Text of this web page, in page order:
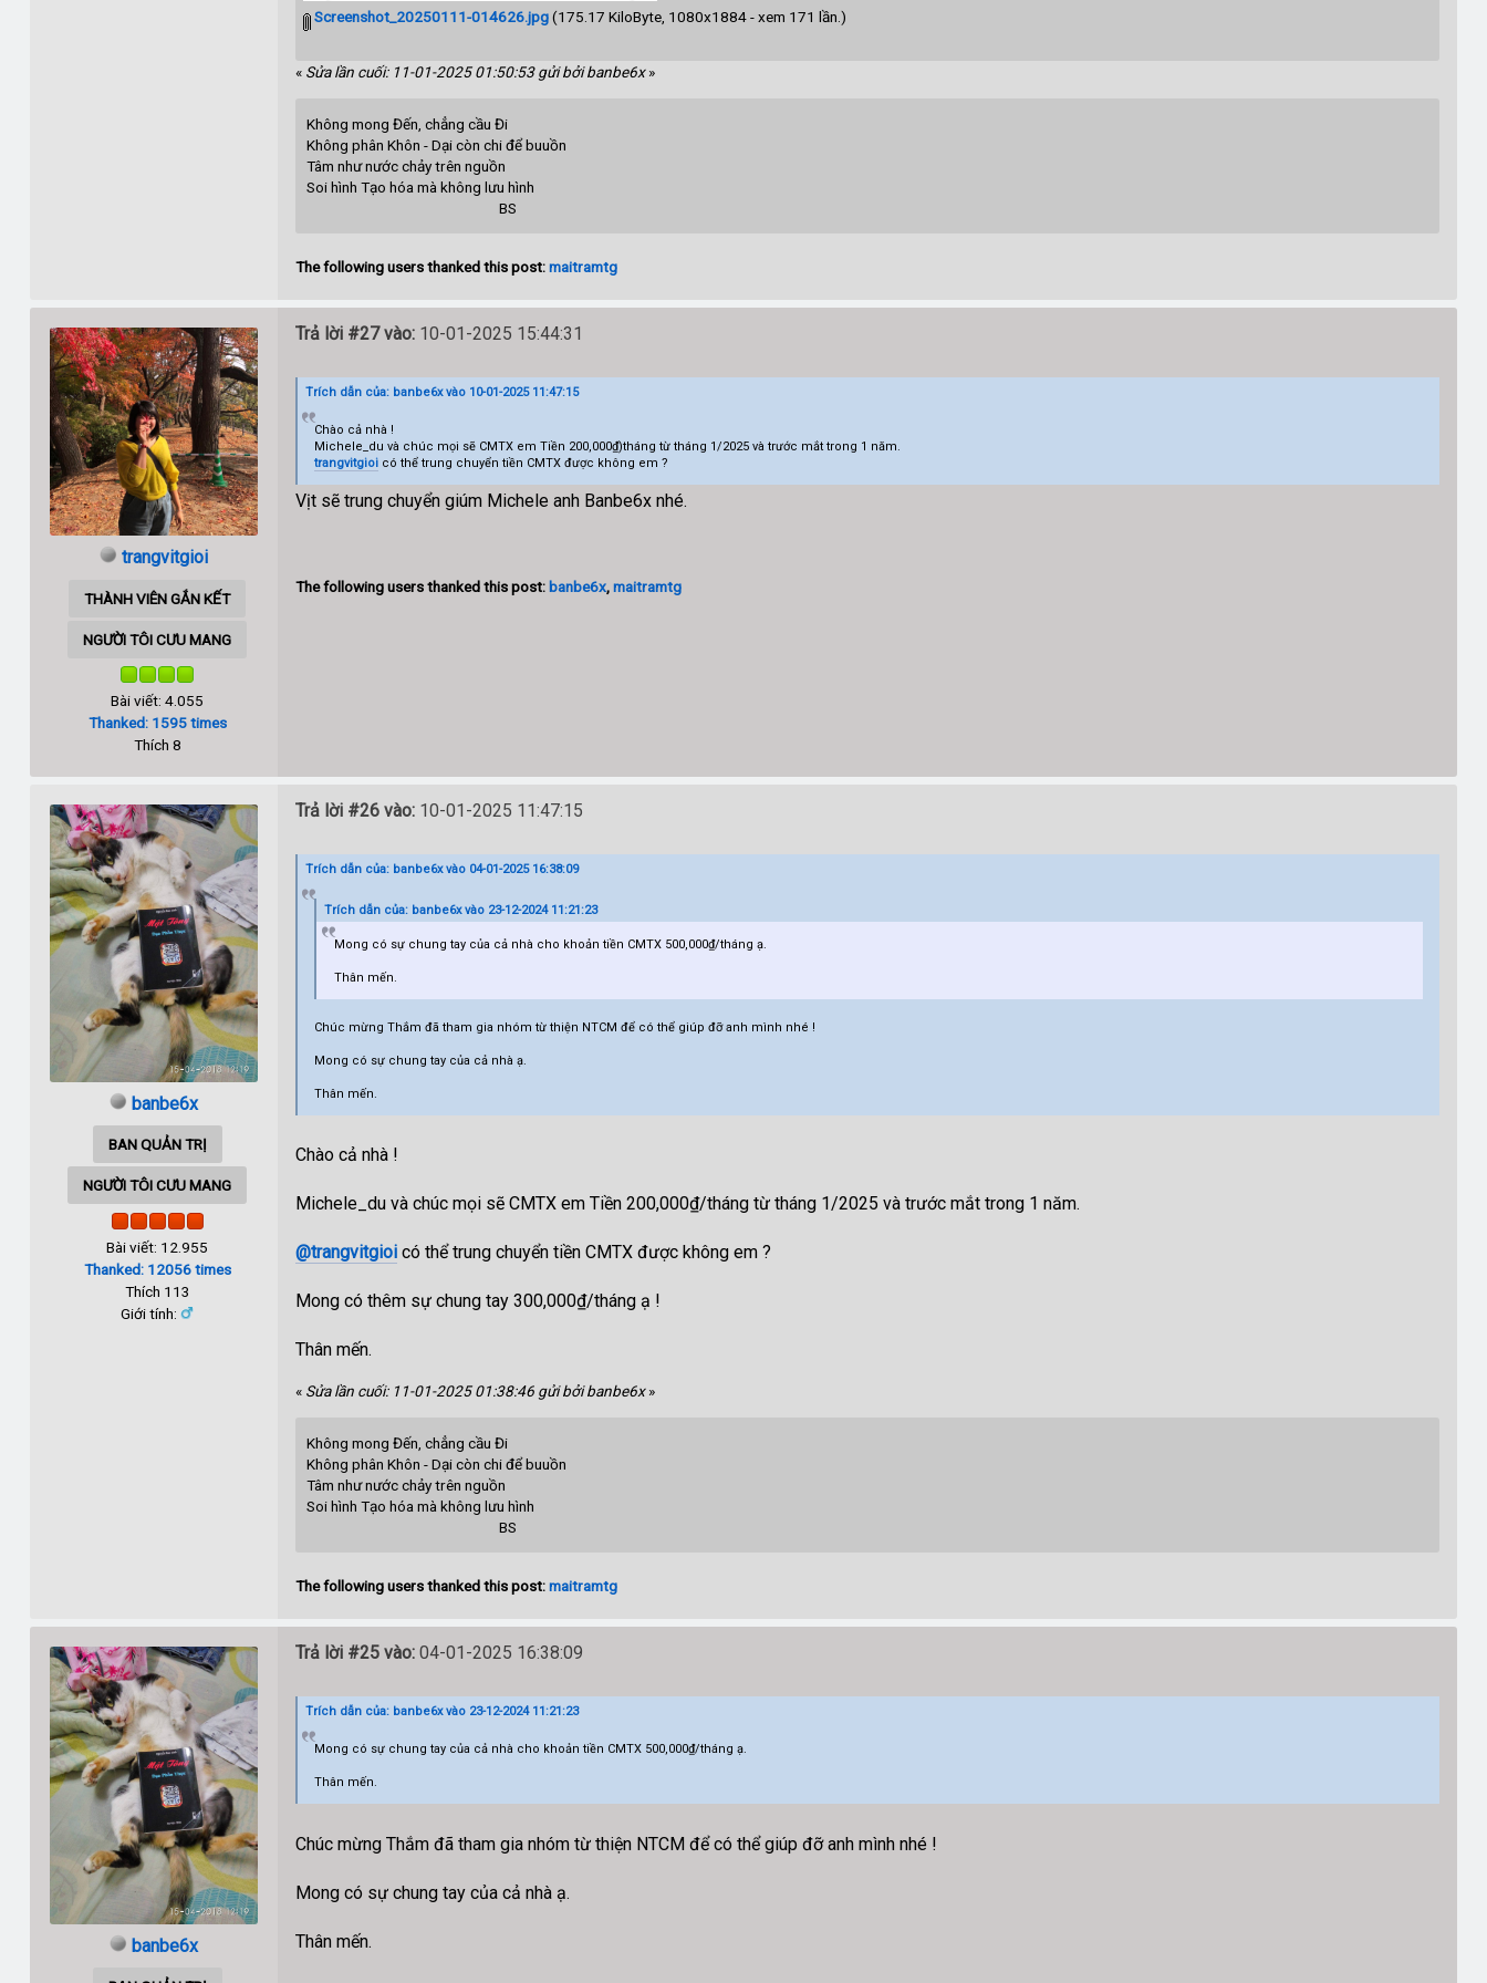
Screenshot_20250111-014626.jpg(175.17 KiloByte, 1080x1884 - xem 171 lần.)
« Sửa lần cuối: 11-01-2025 01:50:53 gửi bởi banbe6x»
Không mong Đến, chẳng cầu Đi
Không phân Khôn - Dại còn chi để buuồn
Tâm như nước chảy trên nguồn
Soi hình Tạo hóa mà không lưu hình
BS
The following users thanked this post:maitramtg
trangvitgioi
THÀNH VIÊN GẮN KẾT
NGƯỜI TÔI CƯU MANG
Bài viết: 4.055
Thanked: 1595 times
Thích 8
Trả lời #27 vào:10-01-2025 15:44:31
Trích dẫn của: banbe6x vào 10-01-2025 11:47:15
Chào cả nhà !
Michele_du và chúc mọi sẽ CMTX em Tiền 200,000₫)tháng từ tháng 1/2025 và trước mắt trong 1 năm.
trangvitgioi có thể trung chuyển tiền CMTX được không em ?
Vịt sẽ trung chuyển giúm Michele anh Banbe6x nhé.
The following users thanked this post: banbe6x,maitramtg
banbe6x
BAN QUẢN TRỊ
NGƯỜI TÔI CƯU MANG
Bài viết: 12.955
Thanked: 12056 times
Thích 113
Giới tính:
Trả lời #26 vào:10-01-2025 11:47:15
Trích dẫn của: banbe6x vào 04-01-2025 16:38:09
Trích dẫn của: banbe6x vào 23-12-2024 11:21:23
Mong có sự chung tay của cả nhà cho khoản tiền CMTX 500,000₫/tháng ạ.
Thân mến.
Chúc mừng Thắm đã tham gia nhóm từ thiện NTCM để có thể giúp đỡ anh mình nhé !
Mong có sự chung tay của cả nhà ạ.
Thân mến.
Chào cả nhà !
Michele_du và chúc mọi sẽ CMTX em Tiền 200,000₫/tháng từ tháng 1/2025 và trước mắt trong 1 năm.
@trangvitgioicó thể trung chuyển tiền CMTX được không em ?
Mong có thêm sự chung tay 300,000₫/tháng ạ !
Thân mến.
« Sửa lần cuối: 11-01-2025 01:38:46 gửi bởi banbe6x»
Không mong Đến, chẳng cầu Đi
Không phân Khôn - Dại còn chi để buuồn
Tâm như nước chảy trên nguồn
Soi hình Tạo hóa mà không lưu hình
BS
The following users thanked this post:maitramtg
banbe6x
Trả lời #25 vào:04-01-2025 16:38:09
Trích dẫn của: banbe6x vào 23-12-2024 11:21:23
Mong có sự chung tay của cả nhà cho khoản tiền CMTX 500,000₫/tháng ạ.
Thân mến.
Chúc mừng Thắm đã tham gia nhóm từ thiện NTCM để có thể giúp đỡ anh mình nhé !
Mong có sự chung tay của cả nhà ạ.
Thân mến.